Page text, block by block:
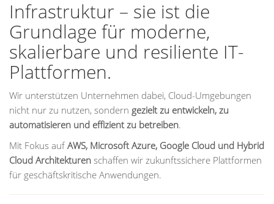
Infrastruktur – sie ist die
Grundlage für moderne,
skalierbare und resiliente IT-
Plattformen.
Wir unterstützen Unternehmen dabei, Cloud-Umgebungen
nicht nur zu nutzen, sondern gezielt zu entwickeln, zu
automatisieren und effizient zu betreiben.
Mit Fokus aufAWS, Microsoft Azure, Google Cloud und Hybrid
Cloud Architekturen schaffen wir zukunftssichere Plattformen
für geschäftskritische Anwendungen.